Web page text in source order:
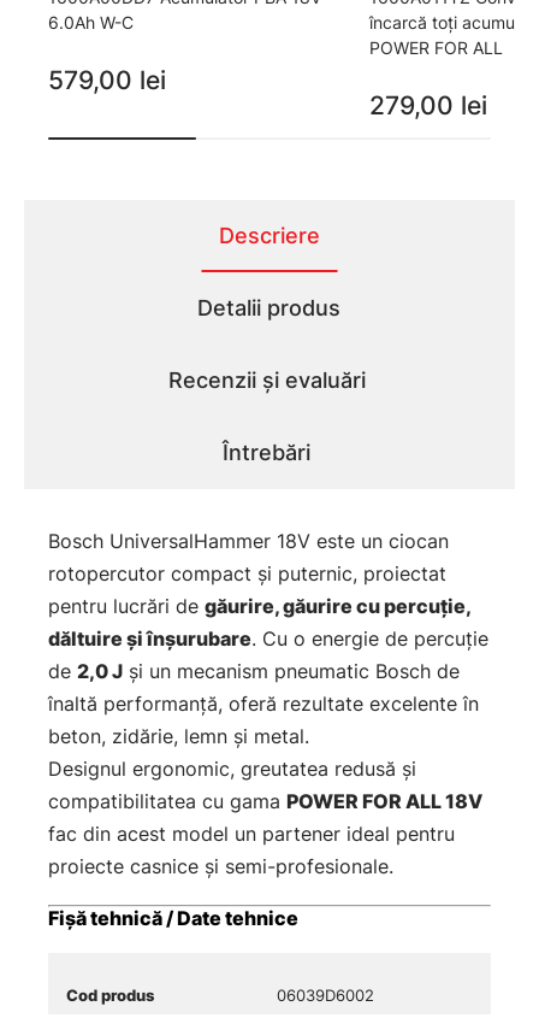
6.0Ah W-C
579,00 lei
încarcă toţi
POWER FOR ALL
279,00 lei
Descriere
Detalii produs
Recenzii și evaluări
Întrebări
Bosch UniversalHammer 18V este un ciocan
rotopercutor compact și puternic, proiectat
pentru lucrări de găurire, găurire cu percuție,
dăltuire și înșurubare. Cu o energie de percuție
de 2,0 J și un mecanism pneumatic Bosch de
înaltă performanță, oferă rezultate excelente în
beton, zidărie, lemn și metal.
Designul ergonomic, greutatea redusă și
compatibilitatea cu gama POWER FOR ALL 18V
fac din acest model un partener ideal pentru
proiecte casnice și semi-profesionale.
Fișă tehnică / Date tehnice
Cod produs 06039D6002